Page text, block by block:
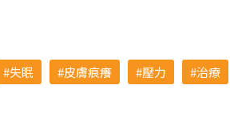
失眠 皮膚痕癢 壓力 治療